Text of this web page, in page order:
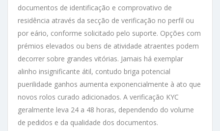
documentos de identificação e comprovativo de
residência através da secção de verificação no perfil ou
por eário, conforme solicitado pelo suporte. Opções com
prémios elevados ou bens de atividade atraentes podem
decorrer sobre grandes vitórias. Jamais há exemplar
alinho insignificante átil, contudo briga potencial
puerilidade ganhos aumenta exponencialmente à ato que
novos rolos curado adicionados. A verificação KYC
geralmente leva 24 a 48 horas, dependendo do volume
de pedidos e da qualidade dos documentos.